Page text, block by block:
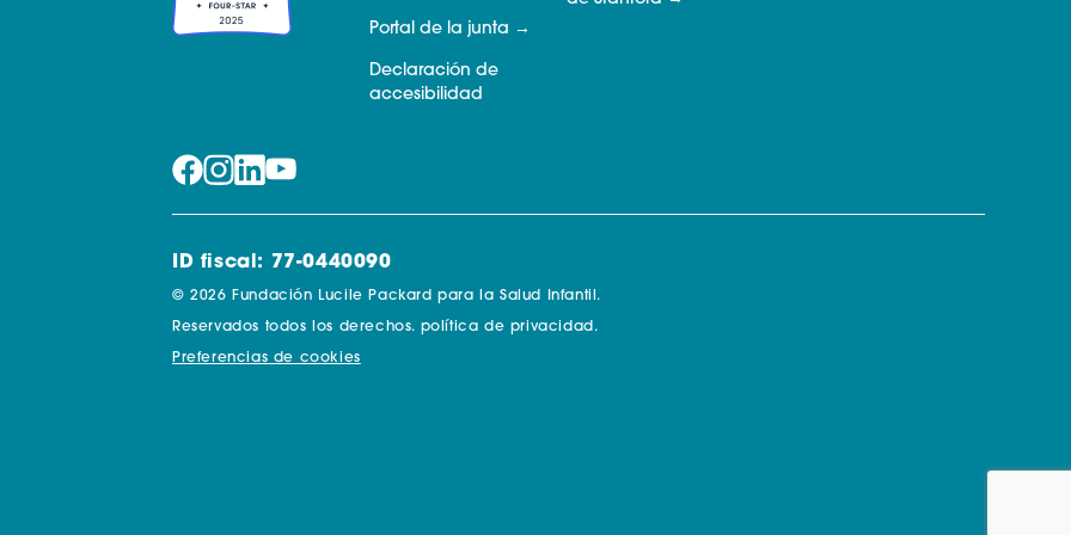
Portal de la junta
Declaración de
accesibilidad
ID fiscal: 77-0440090
© 2026 Fundación Lucile Packard para la Salud Infantil.
Reservados todos los derechos. política de privacidad.
Preferencias de cookies